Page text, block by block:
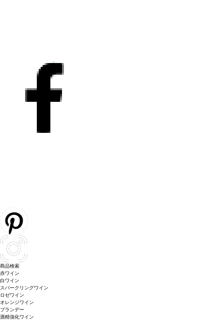
商品検索
赤ワイン
白ワイン
スパークリングワイン
ロゼワイン
オレンジワイン
ブランデー
酒精強化ワイン